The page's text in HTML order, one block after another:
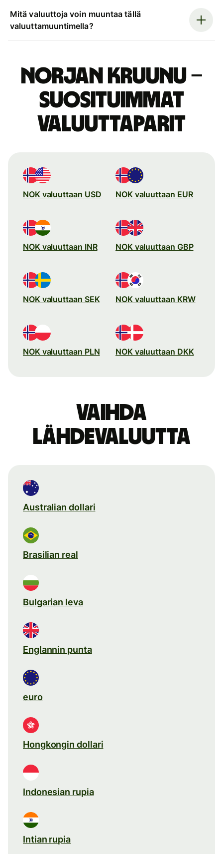
Mitä valuuttoja voin muuntaa tällä
valuuttamuuntimella?
Norjan kruunu –
suosituimmat
valuuttaparit
NOK valuuttaan USD NOK valuuttaan EUR
NOK valuuttaan INR NOK valuuttaan GBP
NOK valuuttaan SEK NOK valuuttaan KRW
NOK valuuttaan PLN NOK valuuttaan DKK
Vaihda
lähdevaluutta
Australian dollari
Brasilian real
Bulgarian leva
Englannin punta
euro
Hongkongin dollari
Indonesian rupia
Intian rupia